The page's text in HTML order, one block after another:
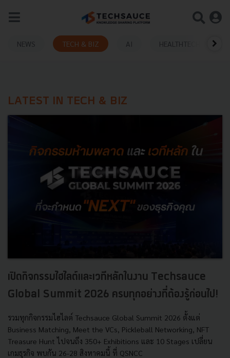
NEWS TECH & BIZ AI HEALTHTECH
LATEST IN TECH & BIZ
เปิดกิจกรรมไฮไลต์และเวทีหลักในงาน Techsauce
Global Summit 2026 ครบทุกอย่างที่ต้องรู้ก่อนไป!
รวมทุกกิจกรรมไฮไลต์ Techsauce Global Summit 2026 ตั้งแต่
Business Matching, Meet the VCs, Pickleball Networking, NFT
Treasure Hunt ไปจนถึง 350+ Exhibitions และ 10 Stages เปลี่ยน
เกมธุรกิจ พบกัน 26-28 สิงหาคมนี้ ที่ QSNCC